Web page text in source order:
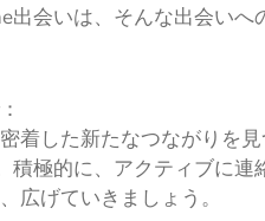
出会いは、そんな出会いへ
着した新たなつながりを
極的に、アクティブに連
広げていきましょう。